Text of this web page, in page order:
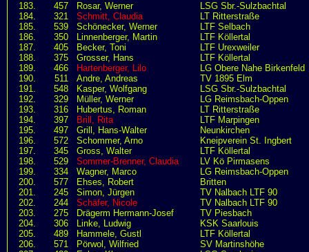
183.
457 Rosar, Werner
LSG Sbr.-Sulzbachtal
184.
321 Schmitt, Claudia
LT Ritterstraße
185.
539 Schönecker, Werner
LTF Selbach
186.
350 Linnenberger, Martin
LTF Köllertal
187.
405 Becker, Toni
LTF Urexweiler
188.
375 Grosser, Hans
LTF Köllertal
189.
466 Hartenberger, Lilo
LG Obere Nahe Birkenfeld
190.
511 Andre, Andreas
TV 1895 Elm
191.
548 Kasper, Wolfgang
LSG Sbr.-Sulzbachtal
192.
329 Müller, Werner
LG Reimsbach-Oppen
193.
316 Hubertus, Roman
LT Ritterstraße
194.
397 Brill, Rita
LTF Marpingen
195.
497 Grill, Hans-Walter
Neunkirchen
196.
572 Schommer, Arno
Kneipverein St. Ingbert
197.
345 Gross, Walter
LTF Köllertal
198.
529 Sommer-Brenner, Claudia
LV Kö Pirmasens
199.
334 Wagner, Marco
LG Reimsbach-Oppen
200.
577 Ehses, Robert
Britten
201.
245 Simon, Jürgen
TV Nalbach LTF 90
202.
244 Schäfer, Nicole
TV Nalbach LTF 90
203.
275 Drägerm Hermann-Josef
TV Piesbach
204.
306 Linke, Ludwig
KSK Saarlouis
205.
489 Hammele, Gustl
LTF Köllertal
206.
571 Pörwol, Wilfried
SV Martinshöhe